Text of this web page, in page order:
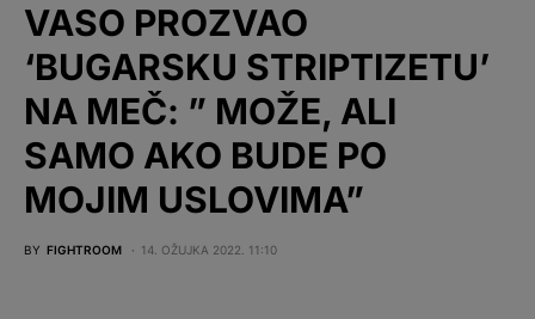
VASO PROZVAO
‘BUGARSKU STRIPTIZETU’
NA MEČ: ” MOŽE, ALI
SAMO AKO BUDE PO
MOJIM USLOVIMA”
BY FIGHTROOM 14. OŽUJKA 2022. 11:10